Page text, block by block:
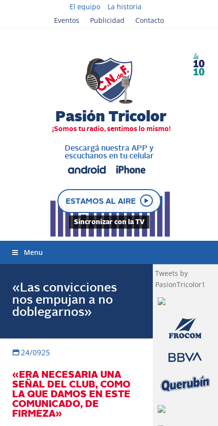
El equipo
La historia
Eventos
Publicidad Contacto
Descargá nuestra APP y
escuchanos en tu celular
ESTAMOS AL AIRE
Sincronizar con la TV
Menu
«Las convicciones
nos empujan a no
doblegarnos»
24/0925
«ERA NECESARIA UNA
SEÑAL DEL CLUB, COMO
LA QUE DAMOS EN ESTE
COMUNICADO, DE
FIRMEZA»
Tweets by
PasionTricolor1